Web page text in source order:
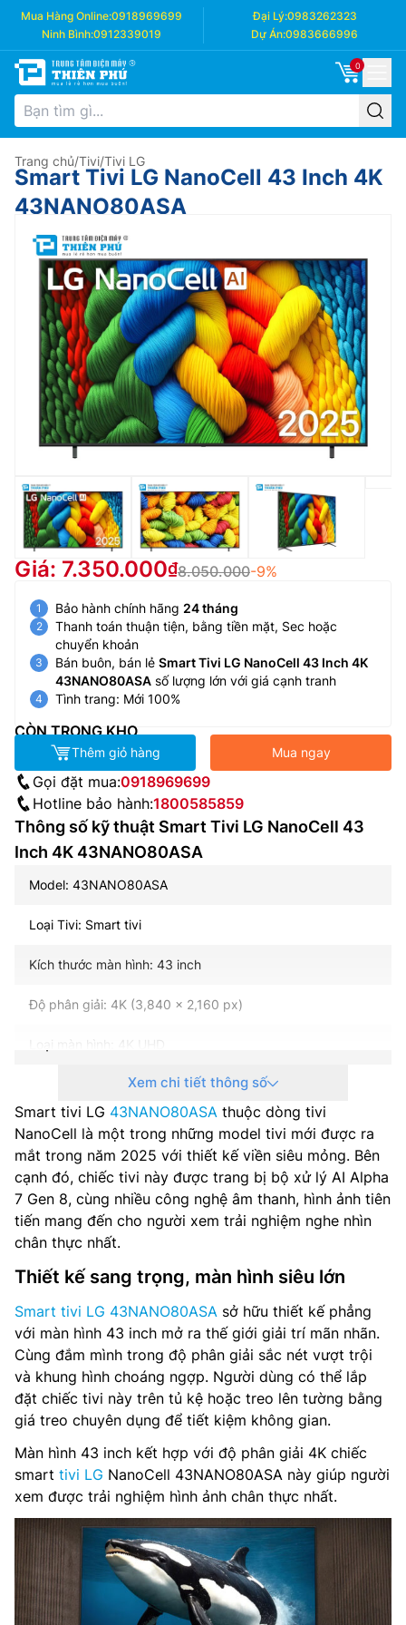
Mua Hàng Online:0918969699 Đại Lý:0983262323
Ninh Bình:0912339019 Dự Án:0983666996
0
Trang chủ/Tivi/Tivi LG
Smart Tivi LG NanoCell 43 Inch 4K
43NANO80ASA
Giá: 7.350.000 8.050.000-9%
Bảo hành chính hãng 24 tháng
Thanh toán thuận tiện, bằng tiền mặt, Sec hoặc
chuyển khoản
Bán buôn, bán lẻ Smart Tivi LG NanoCell 43 Inch 4K
43NANO80ASA số lượng lớn với giá cạnh tranh
Tình trang: Mới 100%
CÒN TRONG KHO
Thêm giỏ hàng Mua ngay
Gọi đặt mua:0918969699
Hotline bảo hành:1800585859
Thông số kỹ thuật Smart Tivi LG NanoCell 43
Inch 4K 43NANO80ASA
Model: 43NANO80ASA
Loại Tivi: Smart tivi
Kích thước màn hình: 43 inch
Độ phân giải: 4K (3,840 x 2,160 px)
Loại màn hình: 4K UHD
Loại đèn nền: Trực tiếp
Tần số quét: 60Hz Cơ bản
Phản hồi trò chơi tức thì VRR: Có (lên tới 60Hz)
Hệ điều hành – Giao diện: WebOS 25
Bộ xử lý: AI alpha 7 Gen 8
Tổng công suất loa: 20 W
Hệ thống loa: 2.0 Kênh
AI Sound: α7 AI Sound Pro (Virtual 9.1.2 Up-mix)
Tìm kiếm bằng giọng nói: Có
Chia sẻ màn hình: Google Cast™, Apple AirPlay 2
Truyền thanh Kỹ thuật số: DVB-T2 (*VN: DVB-T2C)
Nguồn cấp điện: AC 200~240V 50-60Hz
Mức tiêu thụ nguồn (chế độ chờ): 0.5 W
Kết nối: Wifi 6, Bluetooth, HDMI, USB, Anynet+ (HDMI-
CEC), Ethernet (LAN), HDMI Audio Return Channel, HDMI
Xem chi tiết thông số
Smart tivi LG 43NANO80ASA thuộc dòng tivi
NanoCell là một trong những model tivi mới được ra
mắt trong năm 2025 với thiết kế viền siêu mỏng. Bên
cạnh đó, chiếc tivi này được trang bị bộ xử lý AI Alpha
7 Gen 8, cùng nhiều công nghệ âm thanh, hình ảnh tiên
tiến mang đến cho người xem trải nghiệm nghe nhìn
chân thực nhất.
Thiết kế sang trọng, màn hình siêu lớn
Smart tivi LG 43NANO80ASA sở hữu thiết kế phẳng
với màn hình 43 inch mở ra thế giới giải trí mãn nhãn.
Cùng đắm mình trong độ phân giải sắc nét vượt trội
và khung hình choáng ngợp. Người dùng có thể lắp
đặt chiếc tivi này trên tủ kệ hoặc treo lên tường bằng
giá treo chuyên dụng để tiết kiệm không gian.
Màn hình 43 inch kết hợp với độ phân giải 4K chiếc
smart tivi LG NanoCell 43NANO80ASA này giúp người
xem được trải nghiệm hình ảnh chân thực nhất.